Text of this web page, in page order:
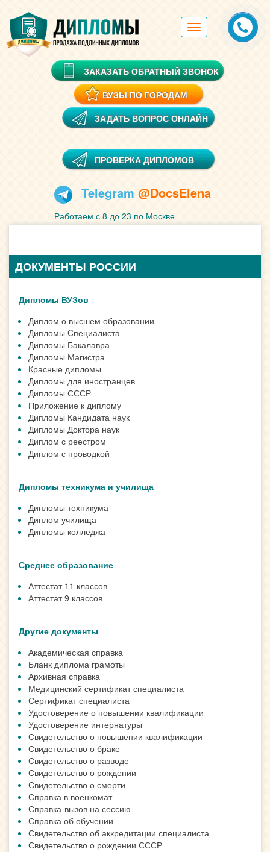
Toggle
navigation
ЗАКАЗАТЬ ОБРАТНЫЙ ЗВОНОК
ВУЗЫ ПО ГОРОДАМ
ЗАДАТЬ ВОПРОС ОНЛАЙН
ПРОВЕРКА ДИПЛОМОВ
Telegram @DocsElena
Работаем с 8 до 23 по Москве
ДОКУМЕНТЫ РОССИИ
Дипломы ВУЗов
Диплом о высшем образовании
Дипломы Cпециалиста
Дипломы Бакалавра
Дипломы Магистра
Красные дипломы
Дипломы для иностранцев
Дипломы СССР
Приложение к диплому
Дипломы Кандидата наук
Дипломы Доктора наук
Диплом с реестром
Диплом с проводкой
Дипломы техникума и училища
Дипломы техникума
Диплом училища
Дипломы колледжа
Среднее образование
Аттестат 11 классов
Аттестат 9 классов
Другие документы
Академическая справка
Бланк диплома грамоты
Архивная справка
Медицинский сертификат специалиста
Сертификат специалиста
Удостоверение о повышении квалификации
Удостоверение интернатуры
Свидетельство о повышении квалификации
Свидетельство о браке
Свидетельство о разводе
Свидетельство о рождении
Свидетельство о смерти
Справка в военкомат
Справка-вызов на сессию
Справка об обучении
Свидетельство об аккредитации специалиста
Свидетельство о рождении СССР